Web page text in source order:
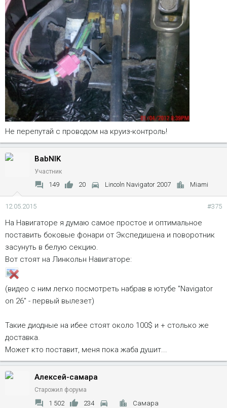
Не перепутай с проводом на круиз-контроль!
BabNIK
Участник
149 20 Lincoln Navigator 2007 Miami
12.05.2015 #375
На Навигаторе я думаю самое простое и оптимальное
поставить боковые фонари от Экспедишена и поворотник
засунуть в белую секцию.
Вот стоят на Линкольн Навигаторе:
(видео с ним легко посмотреть набрав в ютубе "Navigator
on 26" - первый вылезет)
Такие диодные на ибее стоят около 100$ и + столько же
доставка.
Может кто поставит, меня пока жаба душит...
Алексей-самара
Старожил форума
1 502 234 Самара